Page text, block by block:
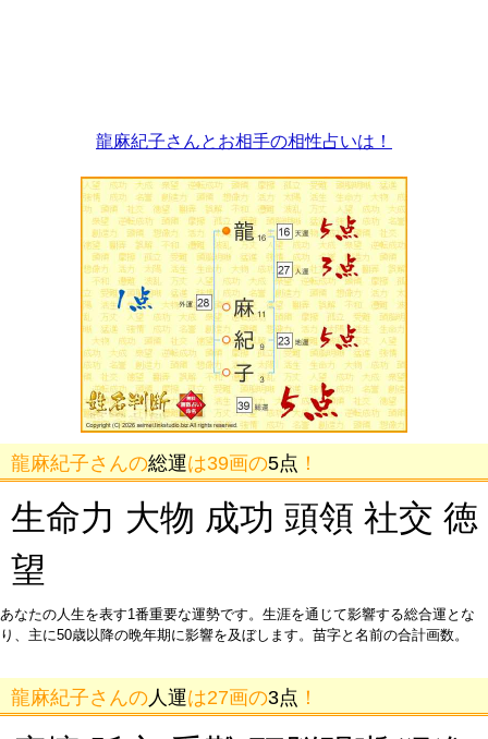
龍麻紀子さんとお相手の相性占いは！
龍麻紀子さんの総運は39画の5点 ！
生命力 大物 成功 頭領 社交 徳
望
あなたの人生を表す1番重要な運勢です。生涯を通じて影響する総合運とな
り、主に50歳以降の晩年期に影響を及ぼします。苗字と名前の合計画数。
龍麻紀子さんの 人運は27画の3点 ！